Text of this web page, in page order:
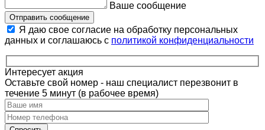
Ваше сообщение
Отправить сообщение
Я даю свое согласие на обработку персональных
данных и соглашаюсь с политикой конфиденциальности
Интересует акция
Оставьте свой номер - наш специалист перезвонит в
течение 5 минут (в рабочее время)